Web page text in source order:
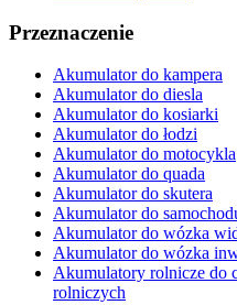
Przeznaczenie
Akumulator do kampera
Akumulator do diesla
Akumulator do kosiarki
Akumulator do łodzi
Akumulator do motocykla
Akumulator do quada
Akumulator do skutera
Akumulator do
Akumulator do wózka
Akumulator do wózka
Akumulatory rolnicze do
rolniczych